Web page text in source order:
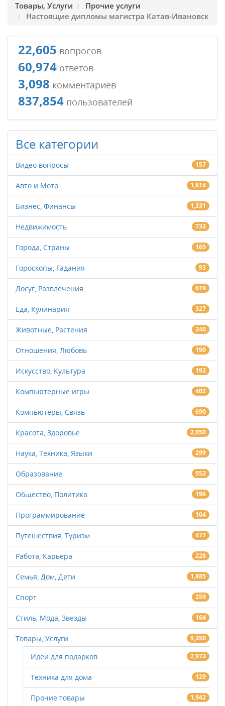
Товары, Услуги
Прочие услуги
Настоящие дипломы магистра Катав-Ивановск
22,605 вопросов
60,974 ответов
3,098 комментариев
837,854 пользователей
Все категории
Видео вопросы 157
Авто и Мото 1,614
Бизнес, Финансы 1,331
Недвижимость 733
Города, Страны 165
Гороскопы, Гадания 93
Досуг, Развлечения 619
Еда, Кулинария 327
Животные, Растения 240
Отношения, Любовь 190
Искусство, Культура 192
Компьютерные игры 402
Компьютеры, Связь 690
Красота, Здоровье 2,050
Наука, Техника, Языки 299
Образование 552
Общество, Политика 196
Программирование 104
Путешествия, Туризм 477
Работа, Карьера 228
Семья, Дом, Дети 1,885
Спорт 259
Стиль, Мода, Звезды 164
Товары, Услуги 9,350
Идеи для подарков 2,973
Техника для дома 129
Прочие товары 1,942